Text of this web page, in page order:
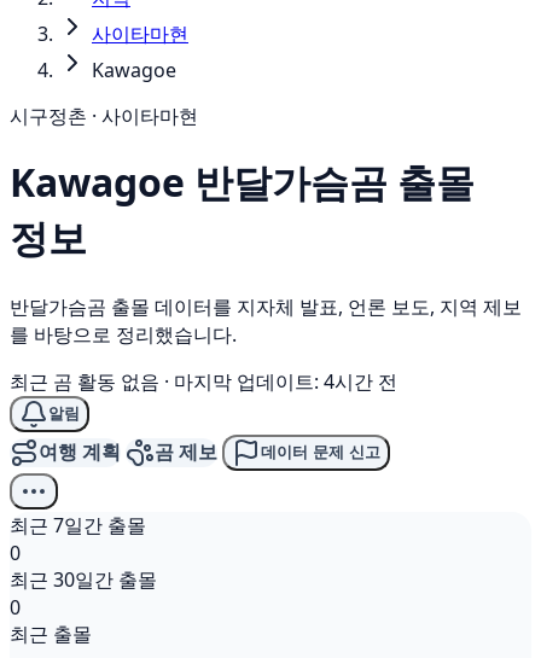
사이타마현
Kawagoe
시구정촌 · 사이타마현
Kawagoe 반달가슴곰 출몰
정보
반달가슴곰 출몰 데이터를 지자체 발표, 언론 보도, 지역 제보
를 바탕으로 정리했습니다.
최근 곰 활동 없음 · 마지막 업데이트: 4시간 전
알림
여행 계획 곰 제보 데이터 문제 신고
최근 7일간 출몰
0
최근 30일간 출몰
0
최근 출몰